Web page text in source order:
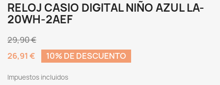
RELOJ CASIO DIGITAL NIÑO AZUL LA-
20WH-2AEF
29,90 €
26,91 €
10% DE DESCUENTO
Impuestos incluidos